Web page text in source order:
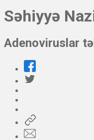
Səhiyyə
Adenoviruslar